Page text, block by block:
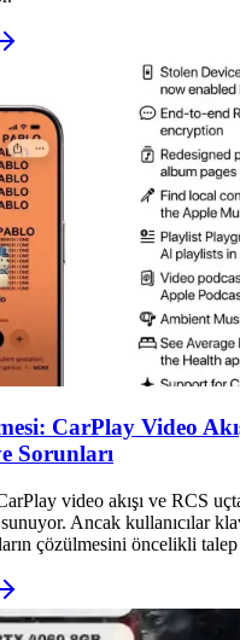
CarPlay Video
Sorunları
video akışı ve RCS
Ancak kullanıcılar
çözülmesini öncelikli